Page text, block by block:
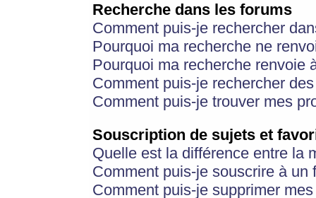
Recherche dans les forums
Comment puis-je rechercher
Pourquoi ma recherche ne
Pourquoi ma recherche renvoie
Comment puis-je rechercher
Comment puis-je trouver mes
Souscription de sujets et
Quelle est la différence entre la
Comment puis-je souscrire à
Comment puis-je supprimer